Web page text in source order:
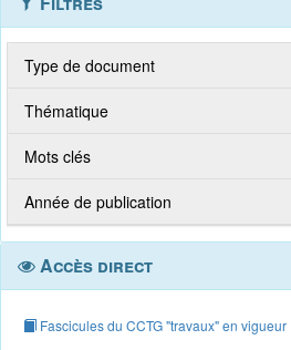
Type de document
Thématique
Mots clés
Année de publication
Accès direct
Fascicules du CCTG "travaux" en vigueur